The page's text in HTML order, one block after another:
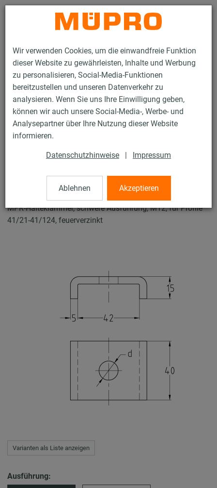
Wir verwenden Cookies, um die einwandfreie Funktion
dieser Website zu gewährleisten, Inhalte und Werbung
zu personalisieren, Social-Media-Funktionen
bereitzustellen und unseren Datenverkehr zu
analysieren. Wenn Sie uns Ihre Einwilligung geben,
können wir auch unsere Social-Media-, Werbe- und
Analysepartner über Ihre Nutzung dieser Website
informieren.
Datenschutzhinweise | Impressum
Ablehnen Akzeptieren
Kontakt
Produkte Befestigungstechnik
Lüftungsbefestigung
Feuerverzinkte Produkte für die Lüftungsbefestigung
MPR-Halteklammern
MPR-Halteklammern
MPR-Halteklammer, schwere Ausführung, M12, für Profile
41/21-41/124, feuerverzinkt
Varianten als Liste anzeigen
Ausführung: